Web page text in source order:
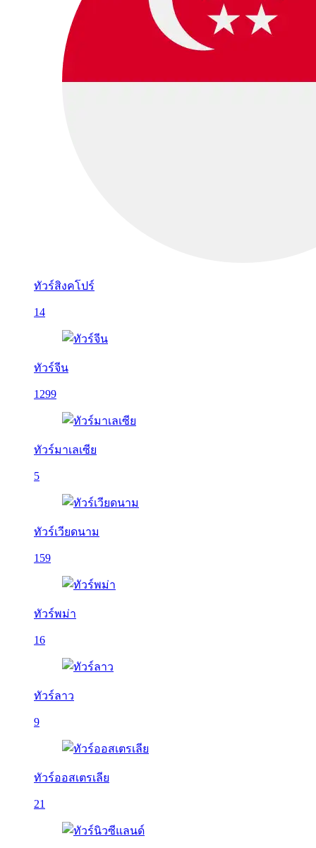
ทัวร์สิงคโปร์
14
ทัวร์จีน
1299
ทัวร์มาเลเซีย
5
ทัวร์เวียดนาม
159
ทัวร์พม่า
16
ทัวร์ลาว
9
ทัวร์ออสเตรเลีย
21